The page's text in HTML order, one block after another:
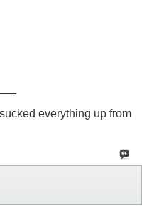
everything up from